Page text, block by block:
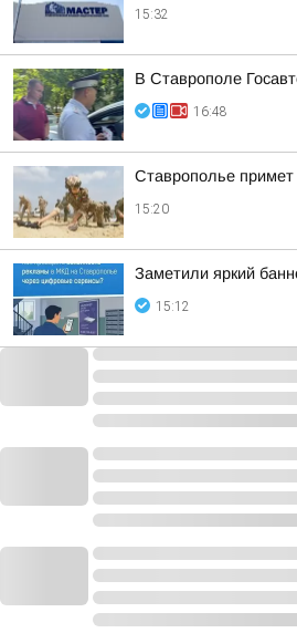
15:32
В Ставрополе
16:48
Ставрополье примет
15:20
Заметили яркий
15:12